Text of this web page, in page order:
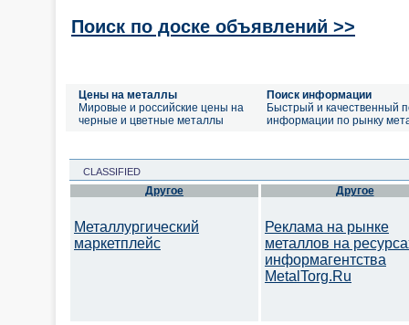
Поиск по доске объявлений >>
Цены на металлы
Мировые и российские цены на
черные и цветные металлы
Поиск информации
Быстрый и качественный
информации по рынку
CLASSIFIED
Другое
Металлургический
маркетплейс
Другое
Реклама на рынке
металлов на
информагентства
MetalTorg.Ru